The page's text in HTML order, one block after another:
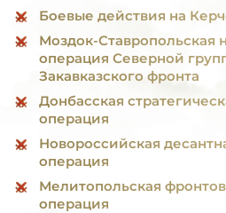
Боевые действия на
Моздок-Ставропольская
операция Северной
Закавказского фронта
Донбасская
операция
Новороссийская
операция
Мелитопольская
операция